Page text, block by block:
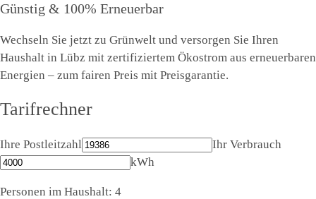
Günstig & 100% Erneuerbar
Wechseln Sie jetzt zu Grünwelt und versorgen Sie Ihren
Haushalt in Lübz mit zertifiziertem Ökostrom aus erneuerbaren
Energien – zum fairen Preis mit Preisgarantie.
Tarifrechner
Ihre Postleitzahl
Ihr Verbrauch
kWh
Personen im Haushalt: 4